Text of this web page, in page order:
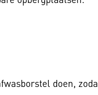
doen,